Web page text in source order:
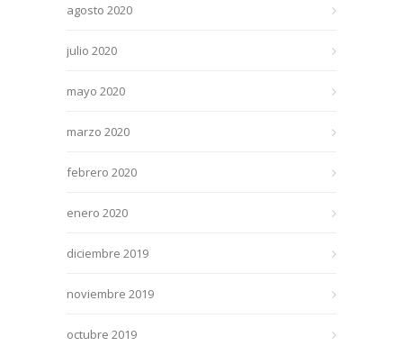
agosto 2020
julio 2020
mayo 2020
marzo 2020
febrero 2020
enero 2020
diciembre 2019
noviembre 2019
octubre 2019